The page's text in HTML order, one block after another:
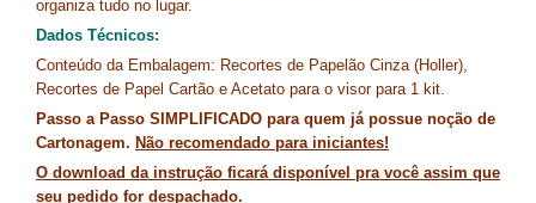
organiza tudo no lugar.
Dados Técnicos:
Conteúdo da Embalagem: Recortes de Papelão Cinza (Holler),
Recortes de Papel Cartão e Acetato para o visor para 1 kit.
Passo a Passo SIMPLIFICADO para quem já possue noção de
Cartonagem. Não recomendado para iniciantes!
O download da instrução ficará disponível pra você assim que
seu pedido for despachado.